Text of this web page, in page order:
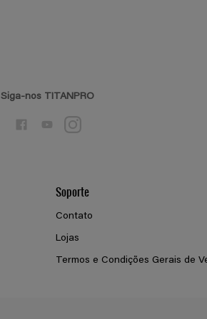
Siga-nos TITANPRO
Soporte
Contato
Lojas
Termos e Condições Gerais de